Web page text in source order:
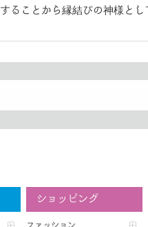
ることから縁結びの神様と
ショッピング